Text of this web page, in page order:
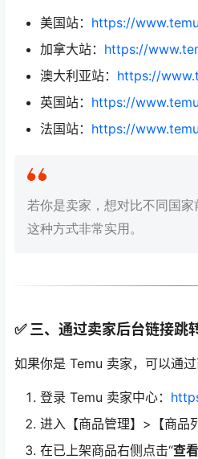
美国站： https://
加拿大站： https://
澳大利亚站： https://
英国站： https://
法国站： https://
若你是卖家，想对比不同国家
这种方式非常实用。
✅ 三、通过卖家后台链接跳
如果你是 Temu 卖家，可以通过
登录 Temu 卖家中心：
进入【商品管理】>【商品
在已上架商品右侧点击“查